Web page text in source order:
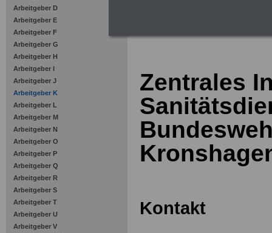
Arbeitgeber D
Arbeitgeber E
Arbeitgeber F
Arbeitgeber G
Arbeitgeber H
Arbeitgeber I
Arbeitgeber J
Arbeitgeber K
Arbeitgeber L
Arbeitgeber M
Arbeitgeber N
Arbeitgeber O
Arbeitgeber P
Arbeitgeber Q
Arbeitgeber R
Arbeitgeber S
Arbeitgeber T
Arbeitgeber U
Arbeitgeber V
Zentrales
Kontakt